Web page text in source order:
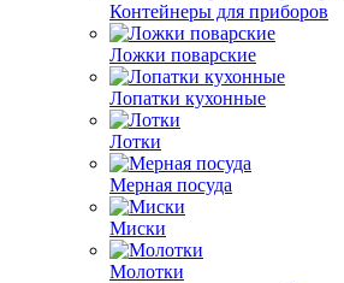
Контейнеры для приборов
Ложки поварские
Лопатки кухонные
Лотки
Мерная посуда
Миски
Молотки